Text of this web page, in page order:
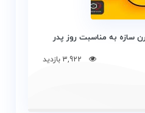
سازه به مناسبت روز پدر
3,922 بازدید